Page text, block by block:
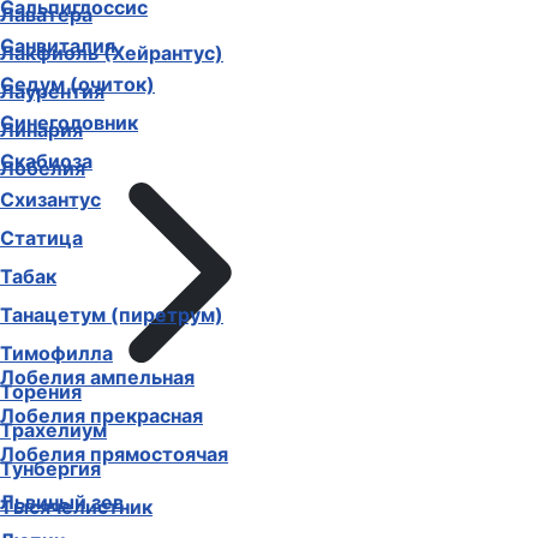
Лаватера
Лакфиоль (Хейрантус)
Лаурентия
Линария
Лобелия
Лобелия ампельная
Лобелия прекрасная
Лобелия прямостоячая
Львиный зев
Сальпиглоссис
Санвиталия
Седум (очиток)
Синеголовник
Скабиоза
Схизантус
Статица
Табак
Танацетум (пиретрум)
Тимофилла
Торения
Трахелиум
Тунбергия
Тысячелистник